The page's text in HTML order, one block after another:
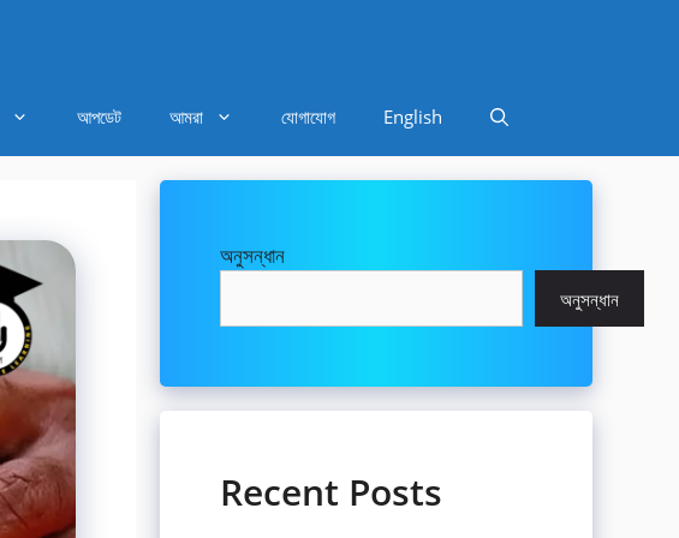
আপডেট আমরা যোগাযোগ English
অনুসন্ধান
অনুসন্ধান
Recent Posts